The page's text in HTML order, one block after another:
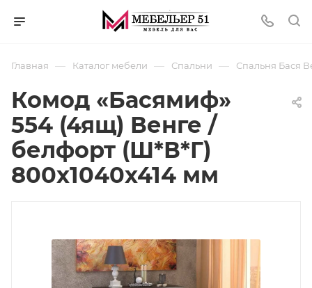
Главная — Каталог мебели — Спальни — Спальня Бася
Комод «Басямиф»
554 (4ящ) Венге /
белфорт (Ш*В*Г)
800х1040х414 мм